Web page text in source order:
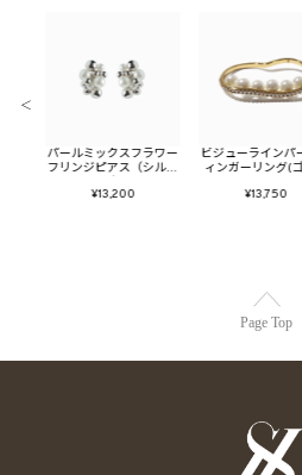
パールミックスフラワー
フリンジピアス（シルバ
¥13,200
ビジューラインパ
ィンガーリング(
¥13,750
＜
Page Top